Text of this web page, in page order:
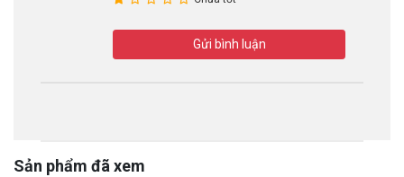
Gửi bình luận
Sản phẩm đã xem